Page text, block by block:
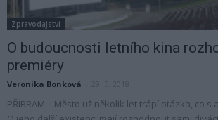
Zpravodajství
O budoucnosti letního kina
premiéry
Veronika Bonková
PŘÍBRAM – Město už několik let trápí otázka, co